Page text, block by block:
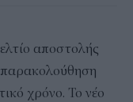
αποστολής
παρακολούθηση
χρόνο. Το νέο